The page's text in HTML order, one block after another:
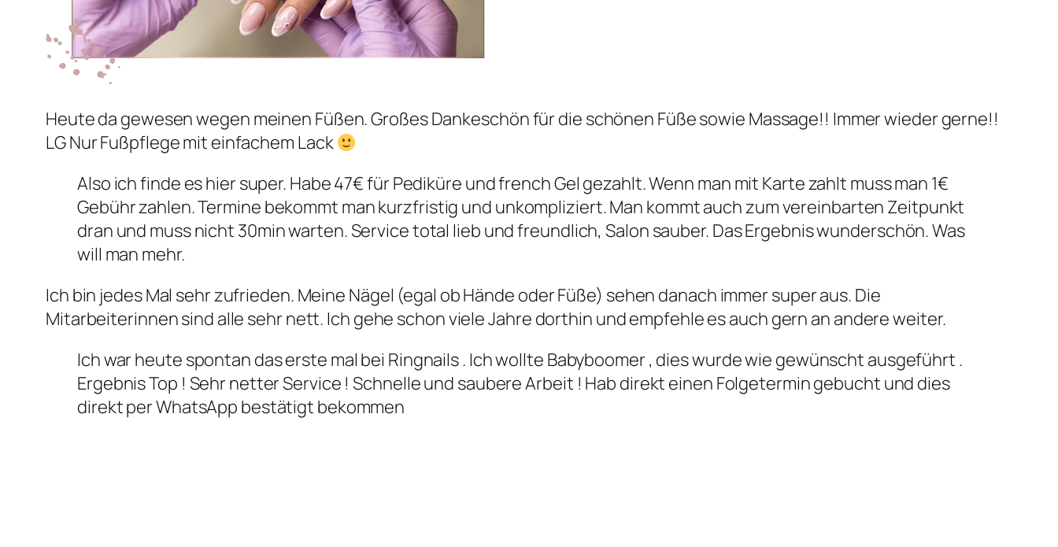
Heute da gewesen wegen meinen Füßen. Großes Dankeschön für die schönen Füße sowie Massage!! Immer wieder gerne!!
LG Nur Fußpflege mit einfachem Lack
Also ich finde es hier super. Habe 47€ für Pediküre und french Gel gezahlt. Wenn man mit Karte zahlt muss man 1€
Gebühr zahlen. Termine bekommt man kurzfristig und unkompliziert. Man kommt auch zum vereinbarten Zeitpunkt
dran und muss nicht 30min warten. Service total lieb und freundlich, Salon sauber. Das Ergebnis wunderschön. Was
will man mehr.
Ich bin jedes Mal sehr zufrieden. Meine Nägel (egal ob Hände oder Füße) sehen danach immer super aus. Die
Mitarbeiterinnen sind alle sehr nett. Ich gehe schon viele Jahre dorthin und empfehle es auch gern an andere weiter.
Ich war heute spontan das erste mal bei Ringnails . Ich wollte Babyboomer , dies wurde wie gewünscht ausgeführt .
Ergebnis Top ! Sehr netter Service ! Schnelle und saubere Arbeit ! Hab direkt einen Folgetermin gebucht und dies
direkt per WhatsApp bestätigt bekommen